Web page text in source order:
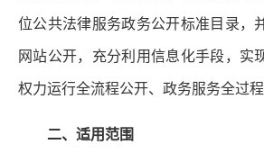
位公共法律服务政务公开标准目录，
网站公开，充分利用信息化手段，实
权力运行全流程公开、政务服务全过程
二、适用范围